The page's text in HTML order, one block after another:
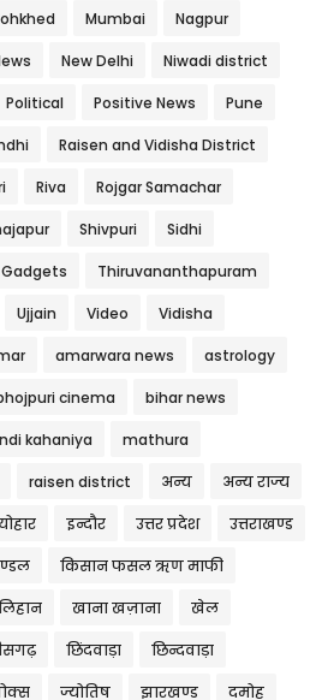
Mumbai Nagpur
New Delhi Niwadi district
Political Positive News Pune
Raisen and Vidisha District
Riva Rojgar Samachar
Shivpuri Sidhi
Thiruvananthapuram
Ujjain Video Vidisha
amarwara news astrology
cinema bihar news
kahaniya mathura
raisen district अन्य अन्य राज्य
इन्दौर उत्तर प्रदेश उत्तराखण्ड
किसान फसल ऋण माफी
खाना खज़ाना खेल
छिंदवाड़ा छिन्दवाड़ा
ज्योतिष झारखण्ड दमोह